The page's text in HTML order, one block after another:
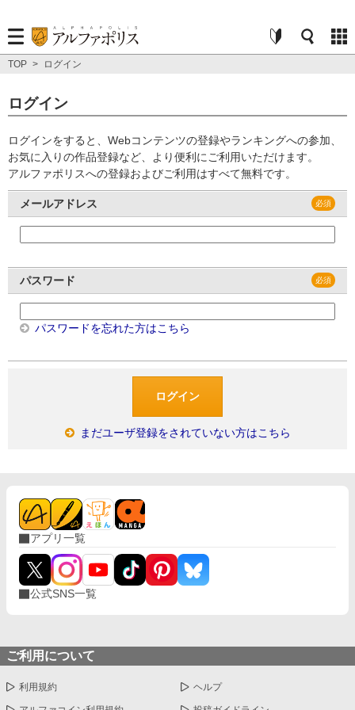
TOP > ログイン
ログイン
ログインをすると、Webコンテンツの登録やランキングへの参加、
お気に入りの作品登録など、より便利にご利用いただけます。
アルファポリスへの登録およびご利用はすべて無料です。
メールアドレス
パスワード
パスワードを忘れた方はこちら
まだユーザ登録をされていない方はこちら
アプリ一覧
公式SNS一覧
ご利用について
利用規約 ヘルプ